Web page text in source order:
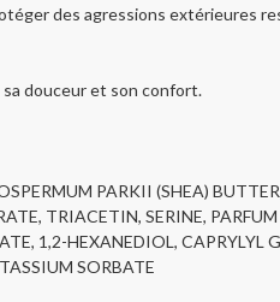
des agressions extérieures
douceur et son confort.
PARKII (SHEA)
TRIACETIN, SERINE,
1,2-HEXANEDIOL, CAPRYLYL
SORBATE